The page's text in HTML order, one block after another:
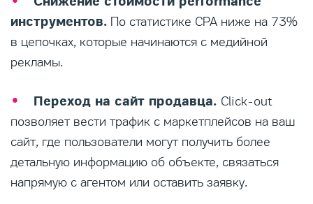
инструментов. По статистике СРА ниже на 73%
в цепочках, которые начинаются с медийной
рекламы.
Переход на сайт продавца. Click-out
позволяет вести трафик с маркетплейсов на ваш
сайт, где пользователи могут получить более
детальную информацию об объекте, связаться
напрямую с агентом или оставить заявку.